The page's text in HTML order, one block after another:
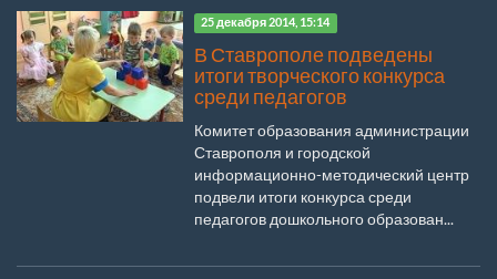
25 декабря 2014, 15:14
В Ставрополе подведены
итоги творческого конкурса
среди педагогов
Комитет образования администрации
Ставрополя и городской
информационно-методический центр
подвели итоги конкурса среди
педагогов дошкольного образован...